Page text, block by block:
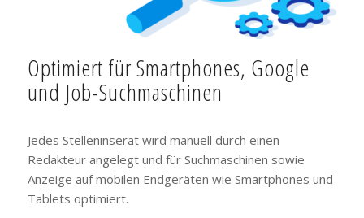
Optimiert für Smartphones, Google
und Job-Suchmaschinen
Jedes Stelleninserat wird manuell durch einen
Redakteur angelegt und für Suchmaschinen sowie
Anzeige auf mobilen Endgeräten wie Smartphones und
Tablets optimiert.